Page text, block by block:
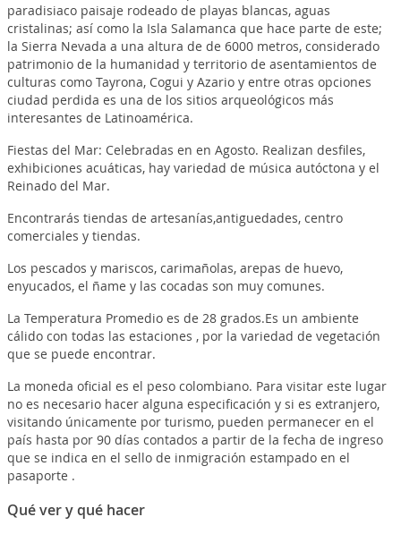
paradisiaco paisaje rodeado de playas blancas, aguas
cristalinas; así como la Isla Salamanca que hace parte de este;
la Sierra Nevada a una altura de de 6000 metros, considerado
patrimonio de la humanidad y territorio de asentamientos de
culturas como Tayrona, Cogui y Azario y entre otras opciones
ciudad perdida es una de los sitios arqueológicos más
interesantes de Latinoamérica.
Fiestas del Mar: Celebradas en en Agosto. Realizan desfiles,
exhibiciones acuáticas, hay variedad de música autóctona y el
Reinado del Mar.
Encontrarás tiendas de artesanías,antiguedades, centro
comerciales y tiendas.
Los pescados y mariscos, carimañolas, arepas de huevo,
enyucados, el ñame y las cocadas son muy comunes.
La Temperatura Promedio es de 28 grados.Es un ambiente
cálido con todas las estaciones , por la variedad de vegetación
que se puede encontrar.
La moneda oficial es el peso colombiano. Para visitar este lugar
no es necesario hacer alguna especificación y si es extranjero,
visitando únicamente por turismo, pueden permanecer en el
país hasta por 90 días contados a partir de la fecha de ingreso
que se indica en el sello de inmigración estampado en el
pasaporte .
Qué ver y qué hacer